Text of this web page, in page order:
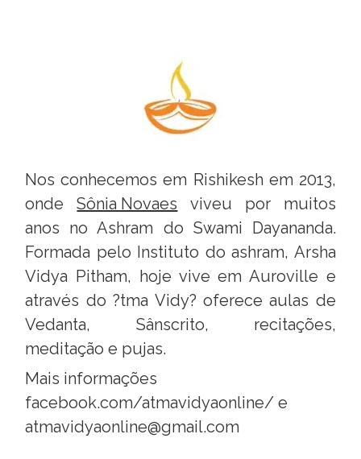
Nos conhecemos em Rishikesh em 2013,
ondeSônia Novaes viveu por muitos
anos no Ashram do Swami Dayananda.
Formada pelo Instituto do ashram, Arsha
Vidya Pitham, hoje vive em Auroville e
através do ?tma Vidy? oferece aulas de
Vedanta, Sânscrito, recitações,
meditação e pujas.
Mais informações
facebook.com/atmavidyaonline/ e
atmavidyaonline@gmail.com